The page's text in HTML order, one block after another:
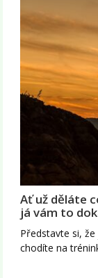
Ať už děláte
já vám to
Představte si,
chodíte na